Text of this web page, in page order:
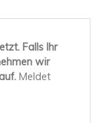
Falls Ihr
wir
Meldet